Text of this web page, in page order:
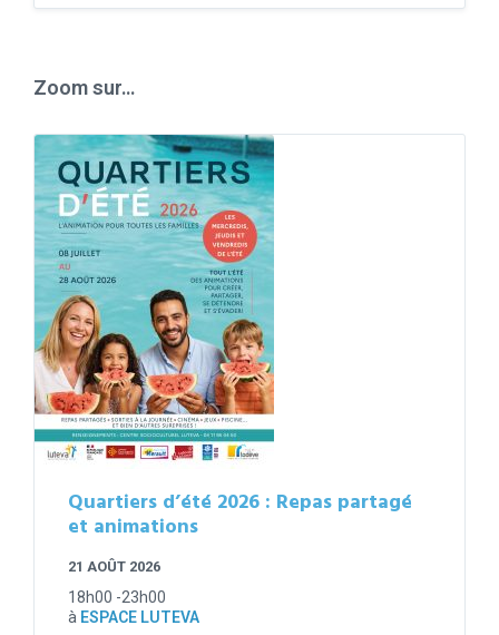
Zoom sur…
Quartiers d’été 2026 : Repas partagé
et animations
21 AOÛT 2026
18h00 -23h00
à ESPACE LUTEVA